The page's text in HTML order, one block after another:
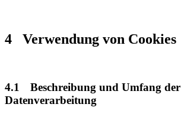
4 Verwendung von Cookies
4.1
Beschreibung und Umfang der
Datenverarbeitung